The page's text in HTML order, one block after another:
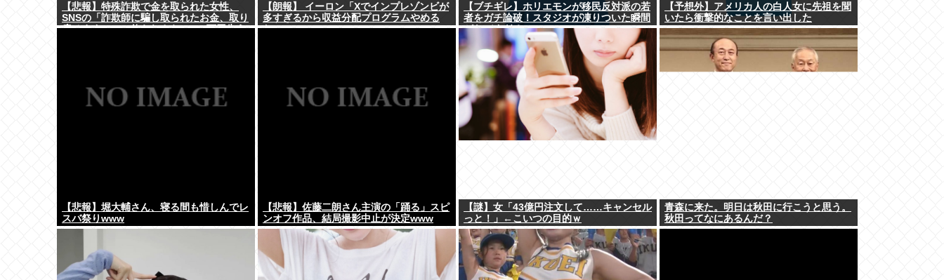
【悲報】特殊詐欺で金を取られた女性、
SNSの「詐欺師に騙し取られたお金、取り
戻せます」」に釣られさらに240万円失う
【朗報】 イーロン「Xでインプレゾンビが
多すぎるから収益分配プログラムやめる
わ」
【ブチギレ】ホリエモンが移民反対派の若
者をガチ論破！スタジオが凍りついた瞬間
がヤバすぎる…
【予想外】アメリカ人の白人女に先祖を聞
いたら衝撃的なことを言い出した
【悲報】堀大輔さん、寝る間も惜しんでレ
スバ祭りwww
【悲報】佐藤二朗さん主演の「踊る」スピ
ンオフ作品、結局撮影中止が決定www
【謎】女「43億円注文して……キャンセル
っと！」←こいつの目的ｗ
青森に来た。明日は秋田に行こうと思う。
秋田ってなにあるんだ？